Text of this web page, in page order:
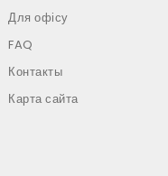
Для офісу
FAQ
Контакты
Карта сайта